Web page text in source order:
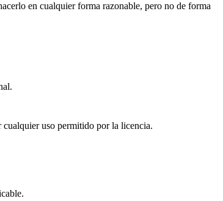
en cualquier forma razonable, pero no de forma
cualquier uso permitido por la licencia.